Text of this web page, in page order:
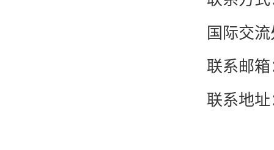
国际交
联系邮箱
联系地